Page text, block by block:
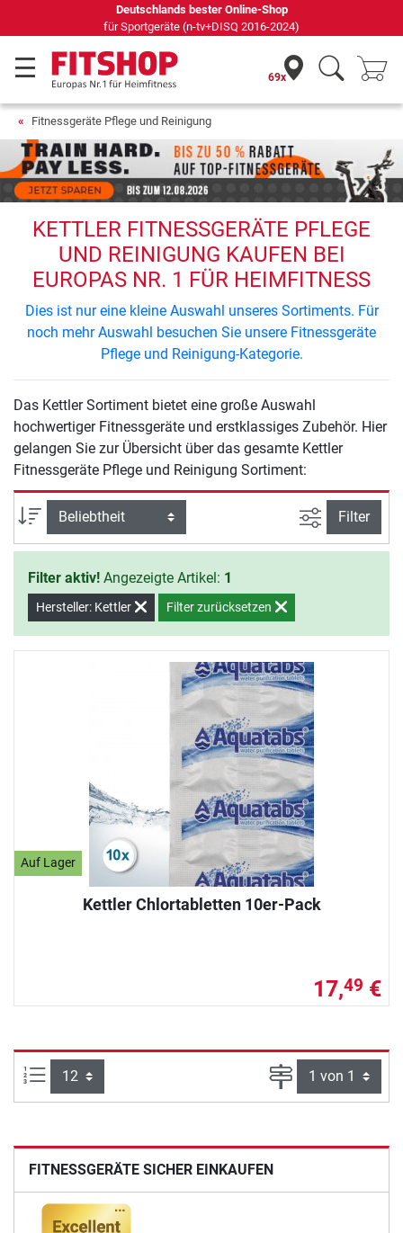
Deutschlands bester Online-Shop
für Sportgeräte (n-tv+DISQ 2016-2024)
69x
Fitnessgeräte Pflege und Reinigung
KETTLER FITNESSGERÄTE PFLEGE
UND REINIGUNG KAUFEN BEI
EUROPAS NR. 1 FÜR HEIMFITNESS
Dies ist nur eine kleine Auswahl unseres Sortiments. Für
noch mehr Auswahl besuchen Sie unsere Fitnessgeräte
Pflege und Reinigung-Kategorie.
Das Kettler Sortiment bietet eine große Auswahl
hochwertiger Fitnessgeräte und erstklassiges Zubehör. Hier
gelangen Sie zur Übersicht über das gesamte Kettler
Fitnessgeräte Pflege und Reinigung Sortiment:
Sortierung Ansicht
Filter
Filter aktiv! Angezeigte Artikel: 1
Hersteller: Kettler Filter zurücksetzen
Auf Lager
Kettler Chlortabletten 10er-Pack
17,49 €
Artikel pro Seite: Seite
FITNESSGERÄTE SICHER EINKAUFEN